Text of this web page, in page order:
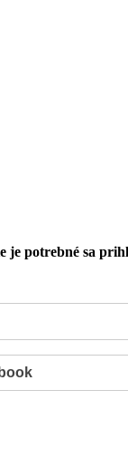
je potrebné sa